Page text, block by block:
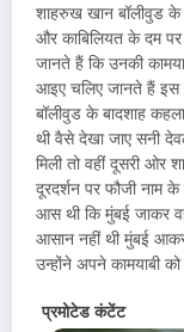
शाहरुख खान बॉलीवुड के
और काबिलियत के दम पर
जानते हैं कि उनकी
आइए चलिए जानते हैं इस
बॉलीवुड के बादशाह
थी वैसे देखा जाए सनी
मिली तो वहीं दूसरी ओर
दूरदर्शन पर फौजी नाम
आस थी कि मुंबई जाकर
आसान नहीं थी मुंबई आकर
उन्होंने अपने कामयाबी